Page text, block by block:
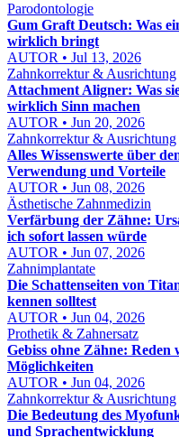
Parodontologie
Gum Graft Deutsch: Was
wirklich bringt
AUTOR • Jul 13, 2026
Zahnkorrektur & Ausrichtung
Attachment Aligner: Was
wirklich Sinn machen
AUTOR • Jun 20, 2026
Zahnkorrektur & Ausrichtung
Alles Wissenswerte über
Verwendung und Vorteile
AUTOR • Jun 08, 2026
Ästhetische Zahnmedizin
Verfärbung der Zähne:
ich sofort lassen würde
AUTOR • Jun 07, 2026
Zahnimplantate
Die Schattenseiten von
kennen solltest
AUTOR • Jun 04, 2026
Prothetik & Zahnersatz
Gebiss ohne Zähne:
Möglichkeiten
AUTOR • Jun 04, 2026
Zahnkorrektur & Ausrichtung
Die Bedeutung des
und Sprachentwicklung